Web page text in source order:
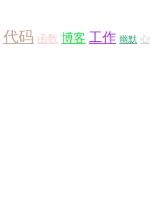
代码 函数 博客 工作 幽默 心